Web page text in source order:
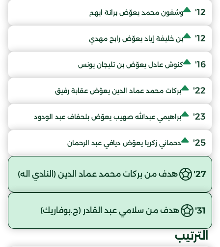
12' وشفون محمد يعوّض برانة ايهم
12' بن خليفة إياد يعوّض رابح مهدي
16' كنوش عادل يعوّض بن تليجان يونس
22' بركات محمد عماد الدين يعوّض عقابة رفيق
23' براهيمي عبدالله صهيب يعوّض بلحفاف عبد الودود
25' دحماني زكريا يعوّض ديافي عبد الرحمان
27' هدف من بركات محمد عماد الدين (النادي اله)
31' هدف من سلامي عبد القادر (ج.بوفاريك)
الترتيب